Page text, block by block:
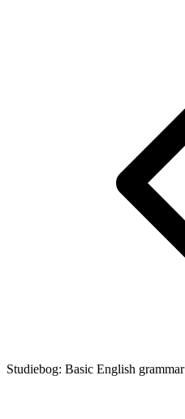
Studiebog: Basic English grammar